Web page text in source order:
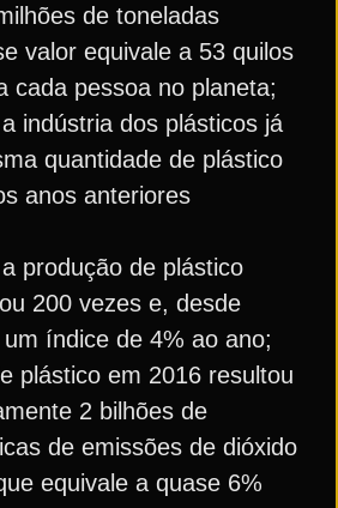
de toneladas
valor equivale a 53 quilos
cada pessoa no planeta;
indústria dos plásticos já
quantidade de plástico
anos anteriores
produção de plástico
200 vezes e, desde
índice de 4% ao ano;
plástico em 2016 resultou
2 bilhões de
de emissões de dióxido
equivale a quase 6%